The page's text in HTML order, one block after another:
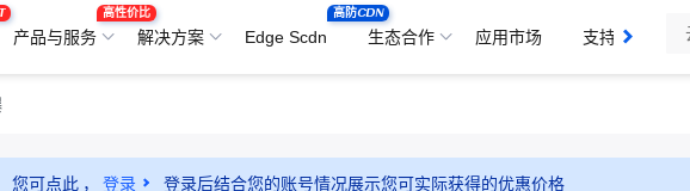
产品与服务
高性价比
解决方案 Edge Scdn
高防CDN
生态合作 应用市场 支持与服务
您可点此 ， 登录 登录后结合您的账号情况展示您可实际获得的优惠价格